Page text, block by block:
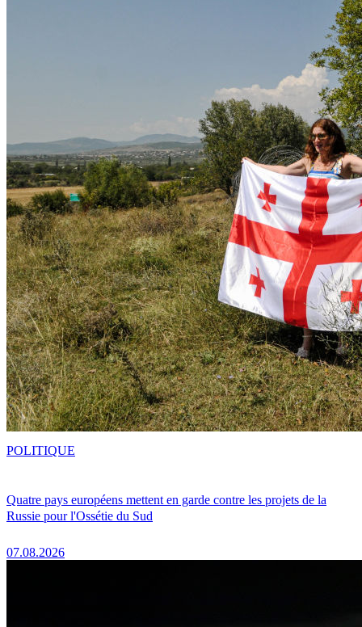
Quatre pays européens mettent en garde contre les projets de la
Russie pour l'Ossétie du Sud
07.08.2026
POLITIQUE